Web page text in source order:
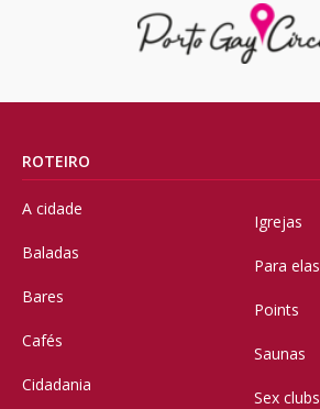
ROTEIRO
A cidade
Baladas
Bares
Cafés
Cidadania
Igrejas
Para elas
Points
Saunas
Sex clubs